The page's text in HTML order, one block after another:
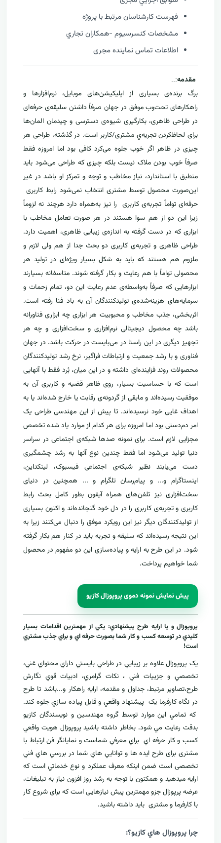
فهرست كارشناسان مرتبط با پروژه
مشخصات كنسرسيوم -همكاران تجاري
اطلاعات تماس نماینده مجری
مقدمه:..
برگ برنده‌ی بسیاری از اپلیکیشن‌های موبایل، نرم‌افزارها و
راهکارهای تحت‌وب موفق در جهان صرفاً داشتن سلیقه‌ی حرفه‌ای
در طراحی ظاهری، بکارگیری شیوه‌ی دسترسی و چیدمان المان‌ها
برای لحاظ‌کردن تجریه‌ي مشتری/کاربر است. در گذشته، طراحی هر
چیزی در ظاهر اگر خوب جلوه می‌کرد کافی بود اما امروزه فقط
صرفاً خوب بودن ملاک نیست بلکه چیزی که طراحی می‌شود باید
منطبق با استاندارد، نیاز مخاطب و توجه و تمرکز او باشد در غیر
این‌صورت محصول توسط مشتری انتخاب نمی‌شود رابط کاربری
حرفه‌ای تواماً تجربه‌ی کاربری را نیز به‌همراه دارد هرچند نه لزوماً
زیرا این دو از هم سوا هستند در هر صورت تعامل مخاطب با
ابزاری که در دست گرفته به اندازه‌ی زیبایی ظاهری، اهمیت دارد.
طراحی ظاهری و تجربه‌ی کاربری دو بحث جدا از هم ولی لازم و
ملزوم هم هستند که باید به شکل بسیار ویژ‌ه‌ای در تولید هر
محصولی تواماً با هم رعایت و بکار گرفته شوند. متاسفانه بسیارند
ابزارهایی که صرفاً به‌واسطه‌ی عدم رعایت این دو، تمام زحمات و
سرمایه‌های هزینه‌شده‌ی تولیدکنندگان آن به باد فنا رفته است.
اثربخشی، جذب مخاطب و محبوبیت هر ابزاری چه ابزاری فناورانه
باشد چه محصول دیجیتالی نرم‌افزاری و سخت‌افزاری و چه هر
تجهیز دیگری در این راستا در می‌بایست در حرکت باشد. در جهان
فناوری و با رشد جمعیت و ارتباطات فراگیر، نرخ رشد تولید‌کنندگان
محصولات روند فزاینده‌ای داشته و در این میان، بُرد فقط با آنهایی
است که با حساسیت بسیار، روی ظاهر قضیه و کاربری آن به
موفقیت رسیده‌اند و مابقی از گردونه‌ی رقابت یا خارج شده‌اند یا به
اهداف غایی خود نرسیده‌اند. تا پیش از این مهندسی طراحی یک
امر دم‌دستی بود اما امروزه برای هر کدام از موارد یاد شده تخصص
مجزایی لازم است. برای نمونه صدها شبکه‌ی اجتماعی در سراسر
دنیا تولید می‌شود اما فقط چندین نوع آنها به رشد چشمگیری
دست می‌یابند نظیر شبکه‌ی اجتماعی فیسبوک، لینکداین،
اینستاگرام و... و پیام‌رسان‌ تلگرام و ... همچنین در دنیای
سخت‌افزاری نیز تلفن‌های همراه آیفون بطور کامل بحث رابط
کاربری و تجربه‌ی کاربری را در دل خود گنجانده‌اند و اکنون بسیاری
از تولید‌کنندگان دیگر نیز این رویکرد موفق را دنبال می‌کنند زیرا به
این نتیجه رسیده‌اند که سلیقه و تجربه باید در کنار هم بکار گرفته
شود. در این طرح به ارایه و پیاده‌سازی این دو مفهوم در محصول
شما خواهیم پرداخت.
پیش نمایش نمونه دموی پروپوزال کازیو
پروپوزال و يا ارايه طرح پيشنهادي: يکي از مهمترين اقدامات بسيار
کليدي در توسعه کسب و کار شما بصورت حرفه اي و براي جذب مشتري
است!
يک پروپوزال علاوه بر زيبايي در طراحي بايستي داراي محتواي غني،
تخصصي و جزييات فني ، نکات گرامري، ادبيات قوي نگارش
طرح،تصاوير مرتبط، جداول و مقدمه، ارایه راهکار و...باشد تا طرح
در نگاه کارفرما يک پيشنهاد واقعي و قابل پياده سازي جلوه کند.
که تمامي اين موارد توسط گروه مهندسين و نويسندگان کازيو
بدقت رعايت مي شود. بخاطر داشته باشيد پروپوزال هويت واقعي
کسب و کار حرفه اي براي معرفيشماست و نمایانگر فن ارتباط با
مشتری برای طرح ايده ها و توانايي هاي شما در بررسي هاي فني
تخصصی است ضمن اینکه معرف عملکرد و نوع خدماتي است که
ارايه ميدهید و همکنون با توجه به رشد روز افزون نياز به تبليغات،
عرضه پرپوزال جزو مهمترين پیش نیازهایی است که برای شروع کار
با کارفرما و مشتری بايد داشته باشيد.
چرا پروپوزال هاي کازيو؟: